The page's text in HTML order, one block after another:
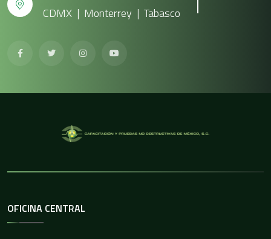
CDMX | Monterrey | Tabasco
OFICINA CENTRAL